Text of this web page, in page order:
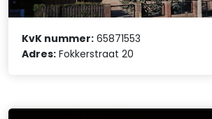
KvK nummer: 65871553
Adres: Fokkerstraat 20